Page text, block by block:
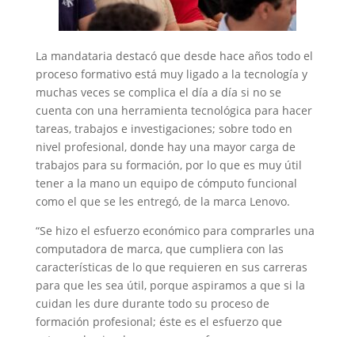
La mandataria destacó que desde hace años todo el
proceso formativo está muy ligado a la tecnología y
muchas veces se complica el día a día si no se
cuenta con una herramienta tecnológica para hacer
tareas, trabajos e investigaciones; sobre todo en
nivel profesional, donde hay una mayor carga de
trabajos para su formación, por lo que es muy útil
tener a la mano un equipo de cómputo funcional
como el que se les entregó, de la marca Lenovo.
“Se hizo el esfuerzo económico para comprarles una
computadora de marca, que cumpliera con las
características de lo que requieren en sus carreras
para que les sea útil, porque aspiramos a que si la
cuidan les dure durante todo su proceso de
formación profesional; éste es el esfuerzo que